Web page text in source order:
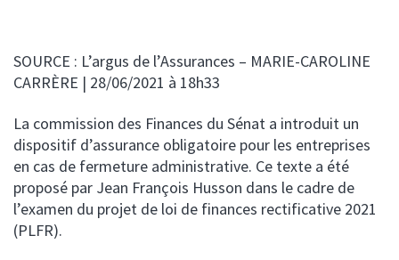
SOURCE : L’argus de l’Assurances – MARIE-CAROLINE
CARRÈRE | 28/06/2021 à 18h33
La commission des Finances du Sénat a introduit un
dispositif d’assurance obligatoire pour les entreprises
en cas de fermeture administrative. Ce texte a été
proposé par Jean François Husson dans le cadre de
l’examen du projet de loi de finances rectificative 2021
(PLFR).